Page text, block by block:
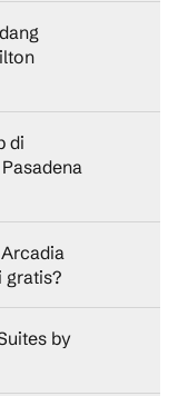
di
gratis?
by